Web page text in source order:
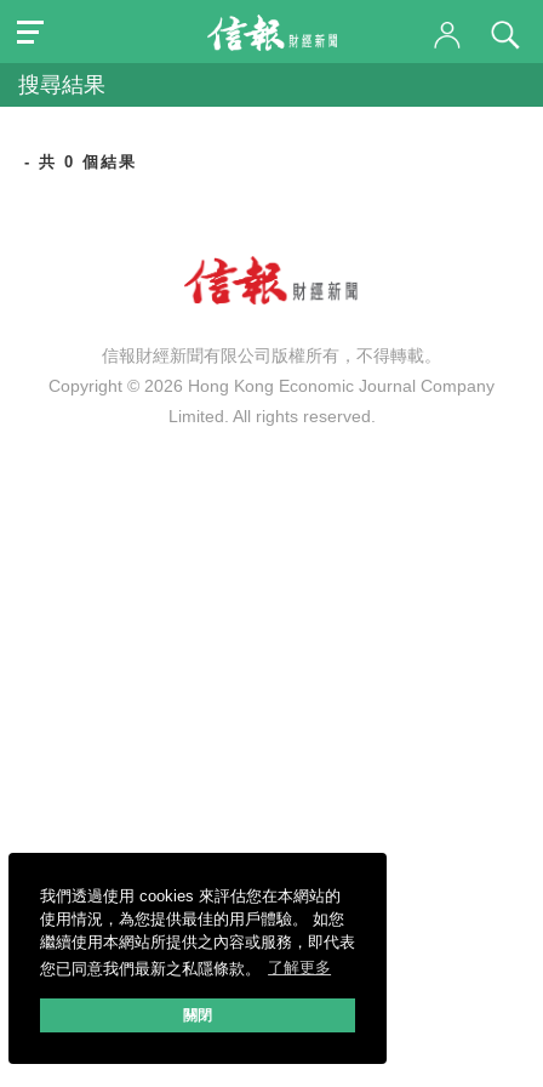
我們透過使用 cookies 來評估您在本網站的
使用情況，為您提供最佳的用戶體驗。 如您
繼續使用本網站所提供之內容或服務，即代表
您已同意我們最新之私隱條款。
了解更多
關閉
搜尋結果
- 共 0 個結果
信報財經新聞有限公司版權所有，不得轉載。
Copyright © 2026 Hong Kong Economic Journal Company
Limited. All rights reserved.